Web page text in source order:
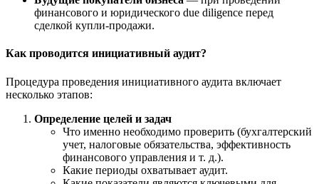
финансового и юридического due diligence перед
сделкой купли-продажи.
Как проводится инициативный аудит?
Процедура проведения инициативного аудита включает
несколько этапов:
Определение целей и задач
Что именно необходимо проверить (бухгалтерский
учет, налоговые обязательства, эффективность
финансового управления и т. д.).
Какие периоды охватывает аудит.